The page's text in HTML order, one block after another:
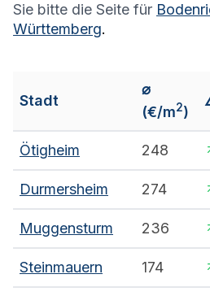
Sie bitte die Seite für
Württemberg.
Stadt
⌀
(€/m2)
Ötigheim 248
Durmersheim 274
Muggensturm 236
Steinmauern 174